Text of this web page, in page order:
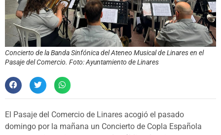
Concierto de la Banda Sinfónica del Ateneo Musical de Linares en el
Pasaje del Comercio. Foto: Ayuntamiento de Linares
El Pasaje del Comercio de Linares acogió el pasado
domingo por la mañana un Concierto de Copla Española